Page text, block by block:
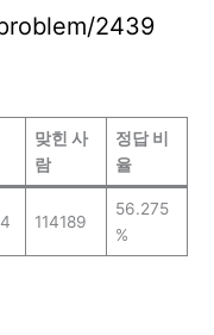
2439
맞힌 사
람
정답 비
율
114189
56.275
%